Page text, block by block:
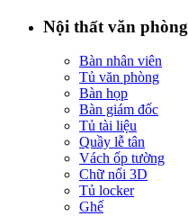
Nội thất văn phòng
Bàn nhân viên
Tủ văn phòng
Bàn họp
Bàn giám đốc
Tủ tài liệu
Quầy lễ tân
Vách ốp tường
Chữ nổi 3D
Tủ locker
Ghế